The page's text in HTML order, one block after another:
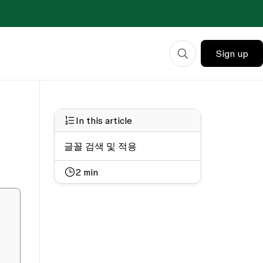
Sign up
In this article
글꼴 검색 및 적용
2 min